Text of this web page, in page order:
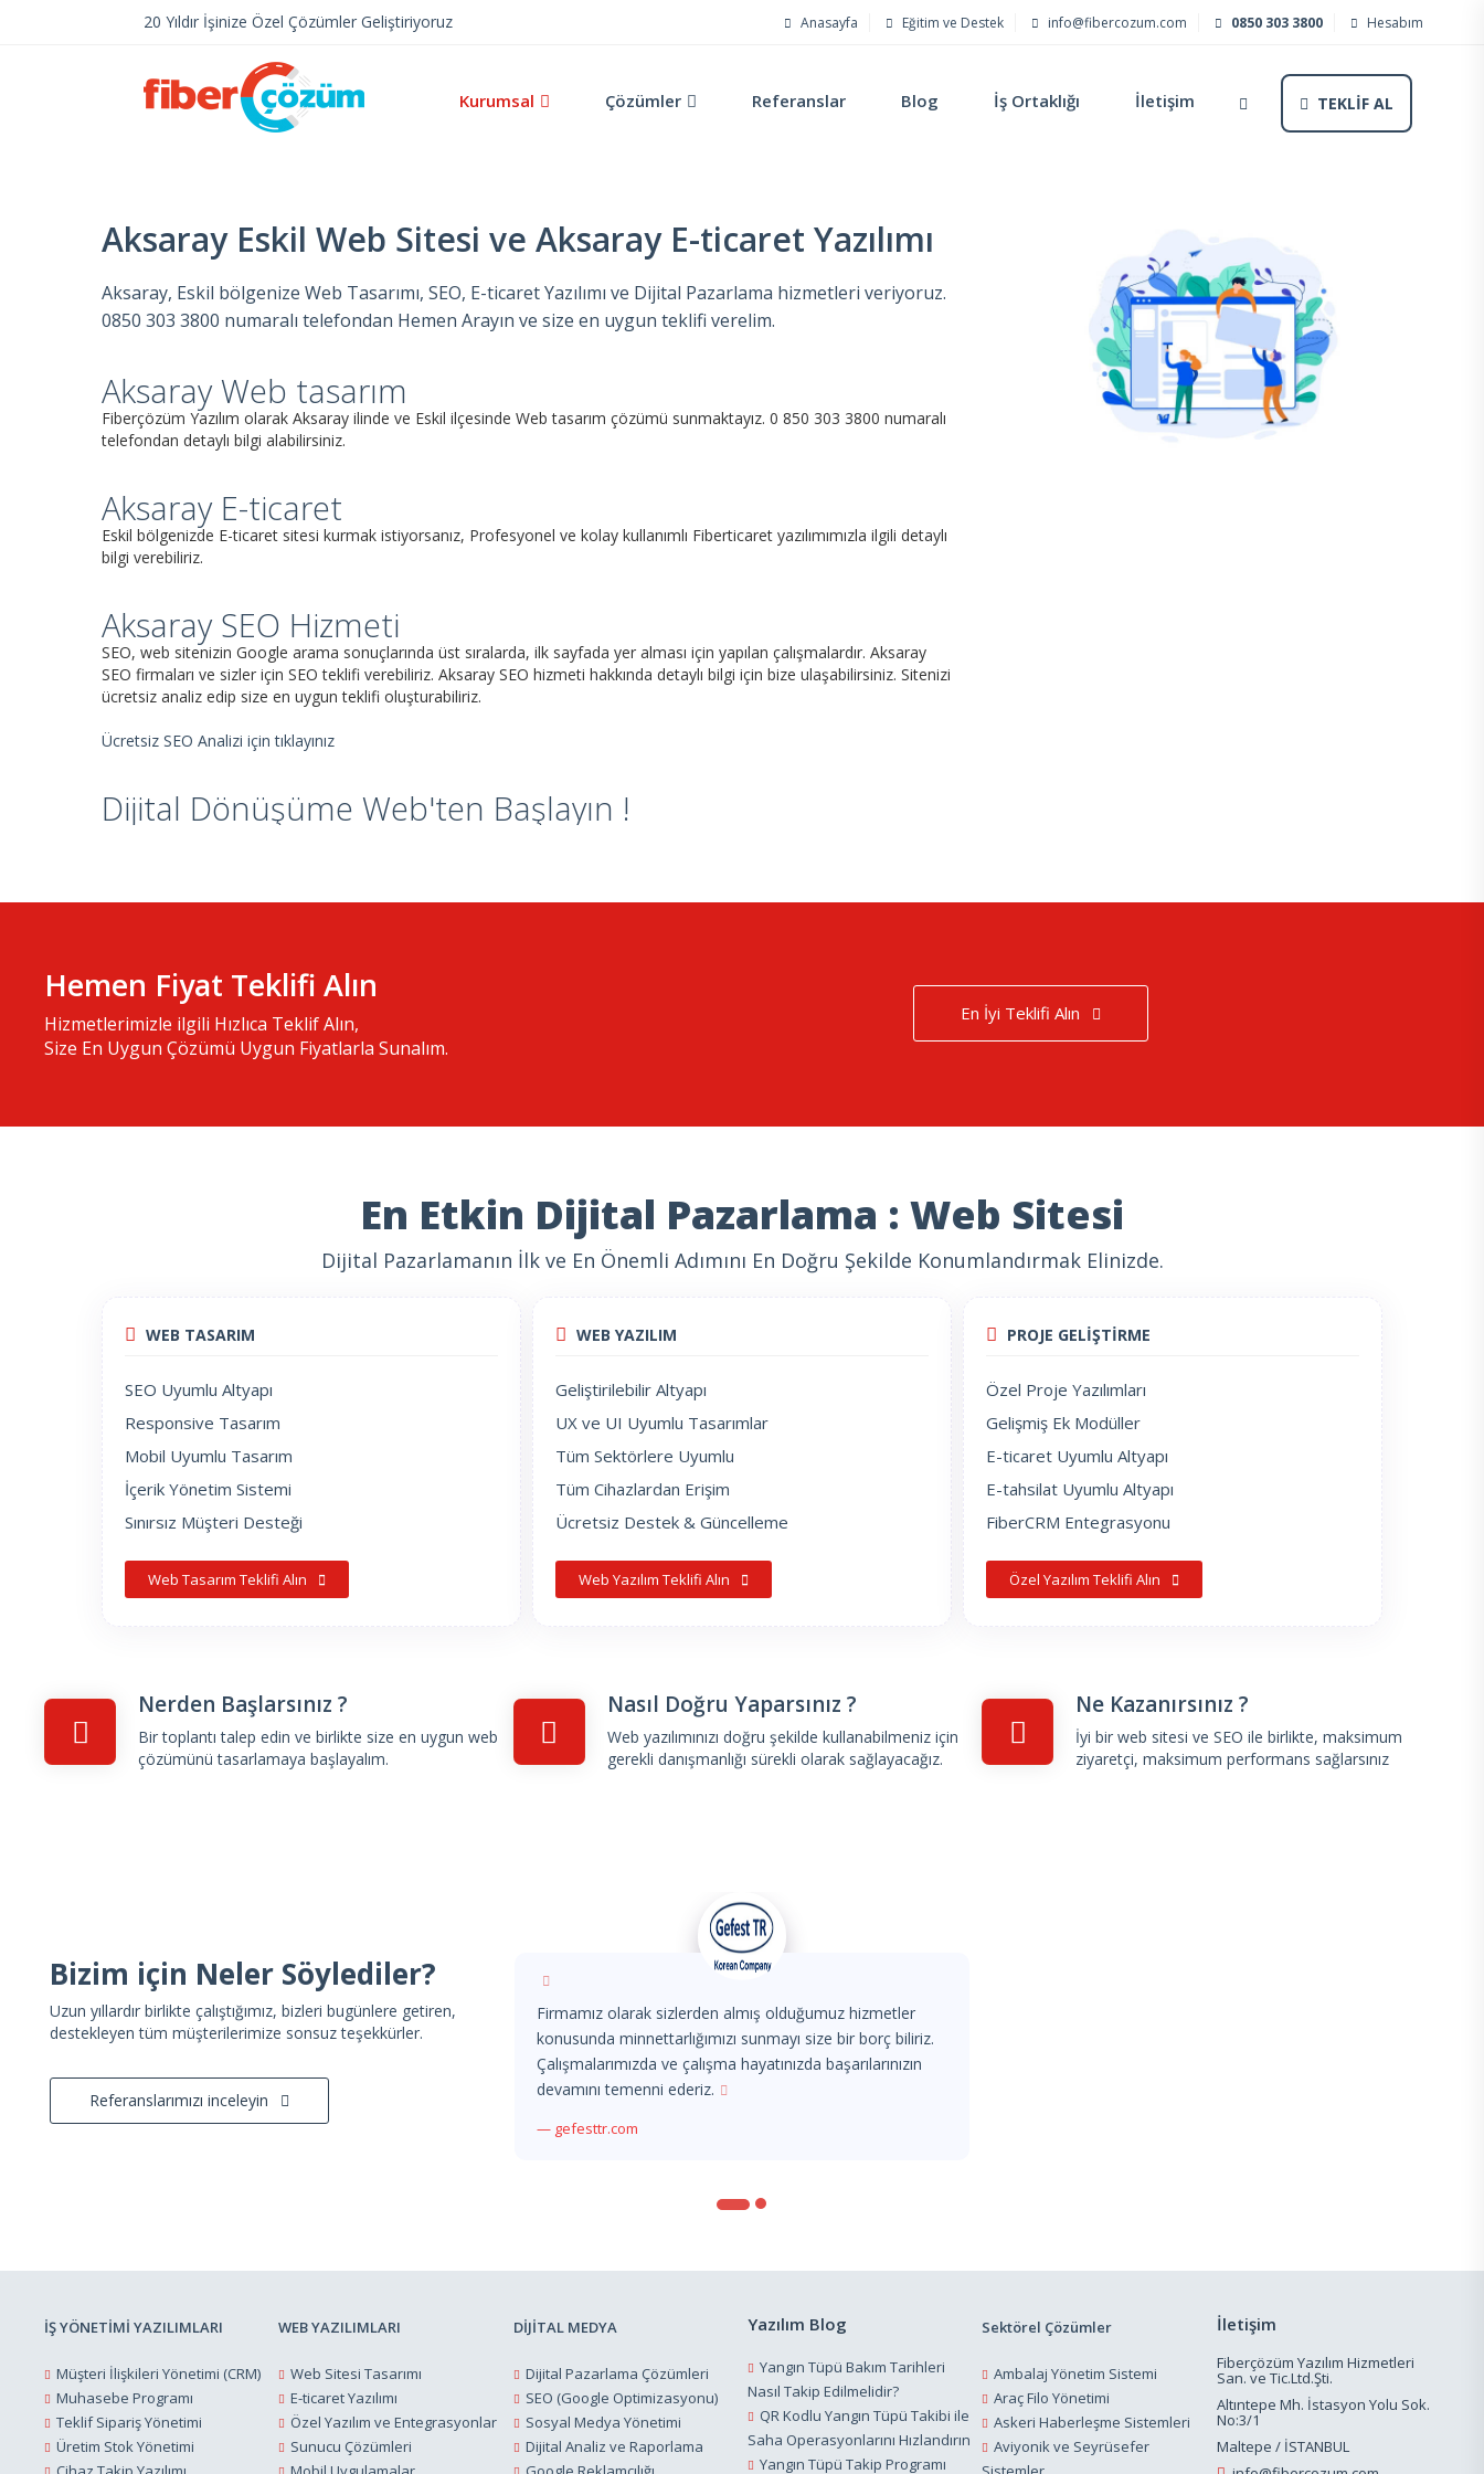
20 Yıldır İşinize Özel Çözümler Geliştiriyoruz Anasayfa Eğitim ve Destek info@fibercozum.com 0850 303 3800 Hesabım
TEKLİF AL
Kurumsal Çözümler Referanslar Blog İş Ortaklığı İletişim
Aksaray Eskil Web Sitesi ve Aksaray E-ticaret Yazılımı
Aksaray, Eskil bölgenize Web Tasarımı, SEO, E-ticaret Yazılımı ve Dijital Pazarlama hizmetleri veriyoruz.
0850 303 3800 numaralı telefondan Hemen Arayın ve size en uygun teklifi verelim.
Aksaray Web tasarım
Fiberçözüm Yazılım olarak Aksaray ilinde ve Eskil ilçesinde Web tasarım çözümü sunmaktayız. 0 850 303 3800 numaralı
telefondan detaylı bilgi alabilirsiniz.
Aksaray E-ticaret
Eskil bölgenizde E-ticaret sitesi kurmak istiyorsanız, Profesyonel ve kolay kullanımlı Fiberticaret yazılımımızla ilgili detaylı
bilgi verebiliriz.
Aksaray SEO Hizmeti
SEO, web sitenizin Google arama sonuçlarında üst sıralarda, ilk sayfada yer alması için yapılan çalışmalardır. Aksaray
SEO firmaları ve sizler için SEO teklifi verebiliriz. Aksaray SEO hizmeti hakkında detaylı bilgi için bize ulaşabilirsiniz. Sitenizi
ücretsiz analiz edip size en uygun teklifi oluşturabiliriz.
Ücretsiz SEO Analizi için tıklayınız
Dijital Dönüşüme Web'ten Başlayın !
Hemen Fiyat Teklifi Alın
Hizmetlerimizle ilgili Hızlıca Teklif Alın,
Size En Uygun Çözümü Uygun Fiyatlarla Sunalım.
En İyi Teklifi Alın
En Etkin Dijital Pazarlama : Web Sitesi
Dijital Pazarlamanın İlk ve En Önemli Adımını En Doğru Şekilde Konumlandırmak Elinizde.
WEB TASARIM
SEO Uyumlu Altyapı
Responsive Tasarım
Mobil Uyumlu Tasarım
İçerik Yönetim Sistemi
Sınırsız Müşteri Desteği
Web Tasarım Teklifi Alın
WEB YAZILIM
Geliştirilebilir Altyapı
UX ve UI Uyumlu Tasarımlar
Tüm Sektörlere Uyumlu
Tüm Cihazlardan Erişim
Ücretsiz Destek & Güncelleme
Web Yazılım Teklifi Alın
PROJE GELİŞTİRME
Özel Proje Yazılımları
Gelişmiş Ek Modüller
E-ticaret Uyumlu Altyapı
E-tahsilat Uyumlu Altyapı
FiberCRM Entegrasyonu
Özel Yazılım Teklifi Alın
Nerden Başlarsınız ?
Bir toplantı talep edin ve birlikte size en uygun web
çözümünü tasarlamaya başlayalım.
Nasıl Doğru Yaparsınız ?
Web yazılımınızı doğru şekilde kullanabilmeniz için
gerekli danışmanlığı sürekli olarak sağlayacağız.
Ne Kazanırsınız ?
İyi bir web sitesi ve SEO ile birlikte, maksimum
ziyaretçi, maksimum performans sağlarsınız
Bizim için Neler Söylediler?
Uzun yıllardır birlikte çalıştığımız, bizleri bugünlere getiren,
destekleyen tüm müşterilerimize sonsuz teşekkürler.
Referanslarımızı inceleyin
Firmamız olarak sizlerden almış olduğumuz hizmetler
konusunda minnettarlığımızı sunmayı size bir borç biliriz.
Çalışmalarımızda ve çalışma hayatınızda başarılarınızın
devamını temenni ederiz.
gefesttr.com
İŞ YÖNETİMİ YAZILIMLARI
Müşteri İlişkileri Yönetimi (CRM)
Muhasebe Programı
Teklif Sipariş Yönetimi
Üretim Stok Yönetimi
WEB YAZILIMLARI
Web Sitesi Tasarımı
E-ticaret Yazılımı
Özel Yazılım ve Entegrasyonlar
Sunucu Çözümleri
DİJİTAL MEDYA
Dijital Pazarlama Çözümleri
SEO (Google Optimizasyonu)
Sosyal Medya Yönetimi
Dijital Analiz ve Raporlama
Yazılım Blog
Yangın Tüpü Bakım Tarihleri
Nasıl Takip Edilmelidir?
QR Kodlu Yangın Tüpü Takibi ile
Saha Operasyonlarını Hızlandırın
Yangın Tüpü Takip Programı
Sektörel Çözümler
Ambalaj Yönetim Sistemi
Araç Filo Yönetimi
Askeri Haberleşme Sistemleri
Aviyonik ve Seyrüsefer
İletişim
Fiberçözüm Yazılım Hizmetleri
San. ve Tic.Ltd.Şti.
Altıntepe Mh. İstasyon Yolu Sok.
No:3/1
Maltepe / İSTANBUL